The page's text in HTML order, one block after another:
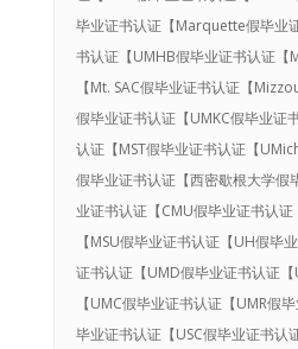
毕业证书认证【Marquette假毕业
书认证【UMHB假毕业证书认证
【Mt. SAC假毕业证书认证【
假毕业证书认证【UMKC假毕业证
认证【MST假毕业证书认证【
假毕业证书认证【西密歇根大学假
业证书认证【CMU假毕业证书认
【MSU假毕业证书认证【UH假毕
证书认证【UMD假毕业证书认证
【UMC假毕业证书认证【UMR假
毕业证书认证【USC假毕业证书认